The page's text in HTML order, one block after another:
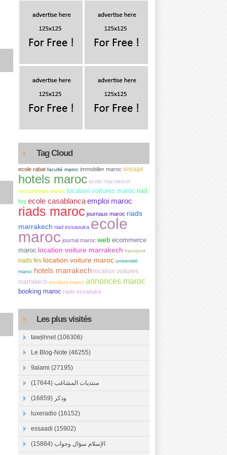
Tag Cloud
ecole rabat faculté maroc immobilier maroc voyage
hotels maroc ecole marrakech
recrutement maroc location voitures maroc riad
fes ecole casablanca emploi maroc
riads maroc journaux maroc riads
marrakech riad essaouira ecole
maroc journal maroc web ecommerce
maroc location voiture marrakech transport
riads fes location voiture maroc université
maroc hotels marrakech location voitures
marrakech etudiant maroc annonces maroc
booking maroc riads essaouira
Les plus visités
tawjihnet (106306)
Le Blog-Note (46255)
9alami (27195)
منتديات المشاغب (17644)
وذكر (16859)
luxeradio (16152)
essaadi (15902)
الإسلام سؤال وجواب (15884)